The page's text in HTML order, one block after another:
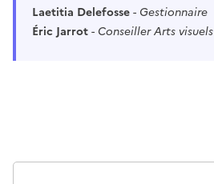
Laetitia Delefosse- Gestionnaire
Éric Jarrot-Conseiller Arts visuels